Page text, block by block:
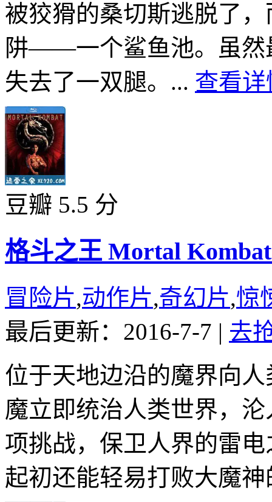
被狡猾的桑切斯逃脱了
阱――一个鲨鱼池。虽然
失去了一双腿。... 查看详
豆瓣 5.5 分
格斗之王 Mortal
冒险片,动作片,奇幻片,惊
最后更新：2016-7-7 | 去
位于天地边沿的魔界向
魔立即统治人类世界，
项挑战，保卫人界的雷
起初还能轻易打败大魔